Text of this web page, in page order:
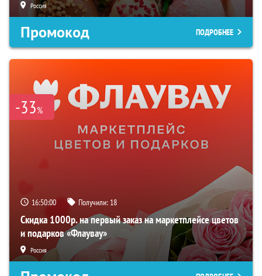
Россия
Промокод ПОДРОБНЕЕ
-33%
16:49:59 Получили: 18
Скидка 1000р. на первый заказ на маркетплейсе цветов
и подарков «Флаувау»
Россия